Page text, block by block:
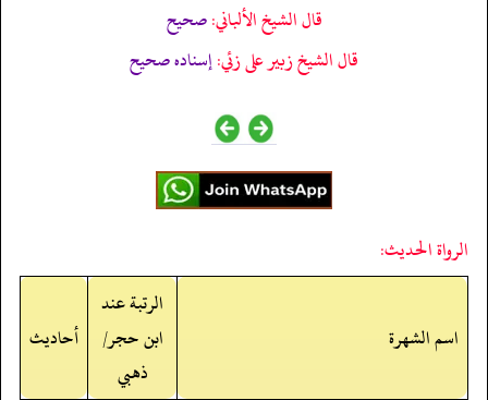
قال الشيخ الألباني:صحيح
قال الشيخ زبير على زئي:إسناده صحيح
الرواة الحديث:
اسم الشهرة
الرتبة عند
ابن حجر/
ذهبي
أحاديث